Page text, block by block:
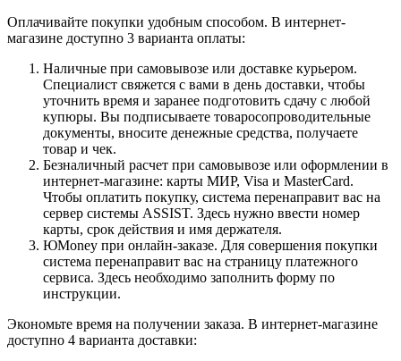
Оплачивайте покупки удобным способом. В интернет-
магазине доступно 3 варианта оплаты:
Наличные при самовывозе или доставке курьером.
Специалист свяжется с вами в день доставки, чтобы
уточнить время и заранее подготовить сдачу с любой
купюры. Вы подписываете товаросопроводительные
документы, вносите денежные средства, получаете
товар и чек.
Безналичный расчет при самовывозе или оформлении в
интернет-магазине: карты МИР, Visa и MasterCard.
Чтобы оплатить покупку, система перенаправит вас на
сервер системы ASSIST. Здесь нужно ввести номер
карты, срок действия и имя держателя.
ЮMoney при онлайн-заказе. Для совершения покупки
система перенаправит вас на страницу платежного
сервиса. Здесь необходимо заполнить форму по
инструкции.
Экономьте время на получении заказа. В интернет-магазине
доступно 4 варианта доставки: